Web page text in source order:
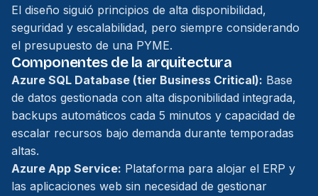
El diseño siguió principios de alta disponibilidad,
seguridad y escalabilidad, pero siempre considerando
el presupuesto de una PYME.
Componentes de la arquitectura
Azure SQL Database (tier Business Critical): Base
de datos gestionada con alta disponibilidad integrada,
backups automáticos cada 5 minutos y capacidad de
escalar recursos bajo demanda durante temporadas
altas.
Azure App Service: Plataforma para alojar el ERP y
las aplicaciones web sin necesidad de gestionar